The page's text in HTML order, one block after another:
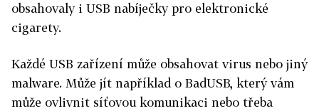
obsahovaly i USB nabíječky pro elektronické
cigarety.
Každé USB zařízení může obsahovat virus nebo jiný
malware. Může jít například o BadUSB, který vám
může ovlivnit síťovou komunikaci nebo třeba